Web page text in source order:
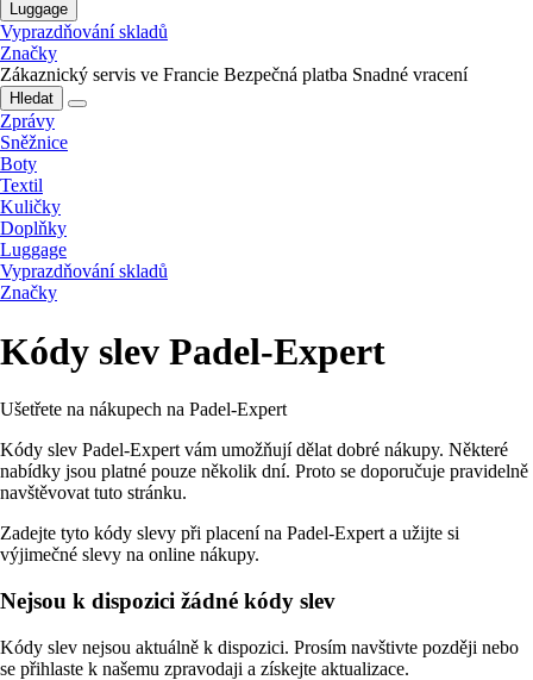
Luggage
Vyprazdňování skladů
Značky
Zákaznický servis ve Francie Bezpečná platba Snadné vracení
Hledat
Zprávy
Sněžnice
Boty
Textil
Kuličky
Doplňky
Luggage
Vyprazdňování skladů
Značky
Kódy slev Padel-Expert
Ušetřete na nákupech na Padel-Expert
Kódy slev Padel-Expert vám umožňují dělat dobré nákupy. Některé
nabídky jsou platné pouze několik dní. Proto se doporučuje pravidelně
navštěvovat tuto stránku.
Zadejte tyto kódy slevy při placení na Padel-Expert a užijte si
výjimečné slevy na online nákupy.
Nejsou k dispozici žádné kódy slev
Kódy slev nejsou aktuálně k dispozici. Prosím navštivte později nebo
se přihlaste k našemu zpravodaji a získejte aktualizace.